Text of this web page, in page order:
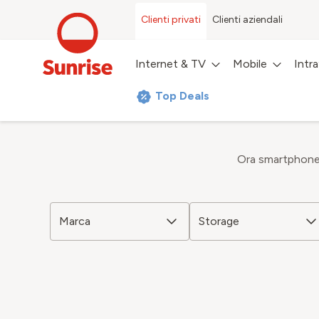
Clienti privati Clienti aziendali
Internet & TV Mobile
Top Deals
Ora
Marca Storage